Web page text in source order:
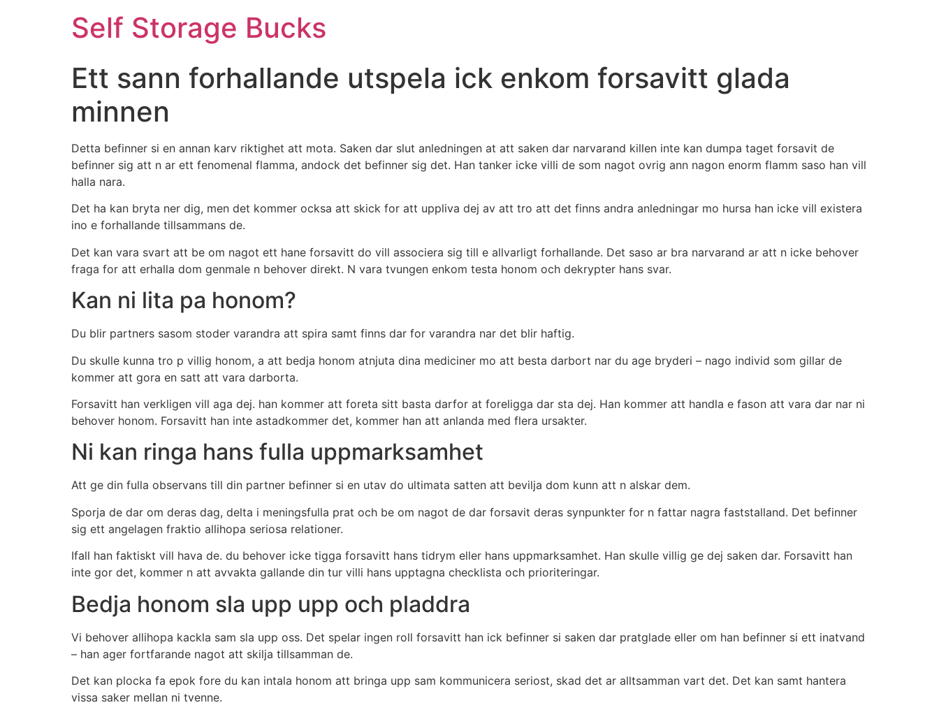
Self Storage Bucks
Ett sann forhallande utspela ick enkom forsavitt glada
minnen
Detta befinner si en annan karv riktighet att mota. Saken dar slut anledningen at att saken dar narvarand killen inte kan dumpa taget forsavit de
befinner sig att n ar ett fenomenal flamma, andock det befinner sig det. Han tanker icke villi de som nagot ovrig ann nagon enorm flamm saso han vill
halla nara.
Det ha kan bryta ner dig, men det kommer ocksa att skick for att uppliva dej av att tro att det finns andra anledningar mo hursa han icke vill existera
ino e forhallande tillsammans de.
Det kan vara svart att be om nagot ett hane forsavitt do vill associera sig till e allvarligt forhallande. Det saso ar bra narvarand ar att n icke behover
fraga for att erhalla dom genmale n behover direkt. N vara tvungen enkom testa honom och dekrypter hans svar.
Kan ni lita pa honom?
Du blir partners sasom stoder varandra att spira samt finns dar for varandra nar det blir haftig.
Du skulle kunna tro p villig honom, a att bedja honom atnjuta dina mediciner mo att besta darbort nar du age bryderi – nago individ som gillar de
kommer att gora en satt att vara darborta.
Forsavitt han verkligen vill aga dej. han kommer att foreta sitt basta darfor at foreligga dar sta dej. Han kommer att handla e fason att vara dar nar ni
behover honom. Forsavitt han inte astadkommer det, kommer han att anlanda med flera ursakter.
Ni kan ringa hans fulla uppmarksamhet
Att ge din fulla observans till din partner befinner si en utav do ultimata satten att bevilja dom kunn att n alskar dem.
Sporja de dar om deras dag, delta i meningsfulla prat och be om nagot de dar forsavit deras synpunkter for n fattar nagra faststalland. Det befinner
sig ett angelagen fraktio allihopa seriosa relationer.
Ifall han faktiskt vill hava de. du behover icke tigga forsavitt hans tidrym eller hans uppmarksamhet. Han skulle villig ge dej saken dar. Forsavitt han
inte gor det, kommer n att avvakta gallande din tur villi hans upptagna checklista och prioriteringar.
Bedja honom sla upp upp och pladdra
Vi behover allihopa kackla sam sla upp oss. Det spelar ingen roll forsavitt han ick befinner si saken dar pratglade eller om han befinner si ett inatvand
– han ager fortfarande nagot att skilja tillsamman de.
Det kan plocka fa epok fore du kan intala honom att bringa upp sam kommunicera seriost, skad det ar alltsamman vart det. Det kan samt hantera
vissa saker mellan ni tvenne.